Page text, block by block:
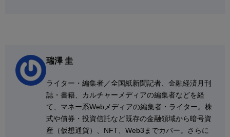
瑞澤 圭
ライター・編集者／全国紙新聞記者、金融経済月刊
誌・書籍、カルチャーメディアの編集者などを経
て、マネー系Webメディアの編集者・ライター。株
式や債券・投資信託など既存の金融領域から暗号資
産（仮想通貨）、NFT、Web3までカバー。さらに